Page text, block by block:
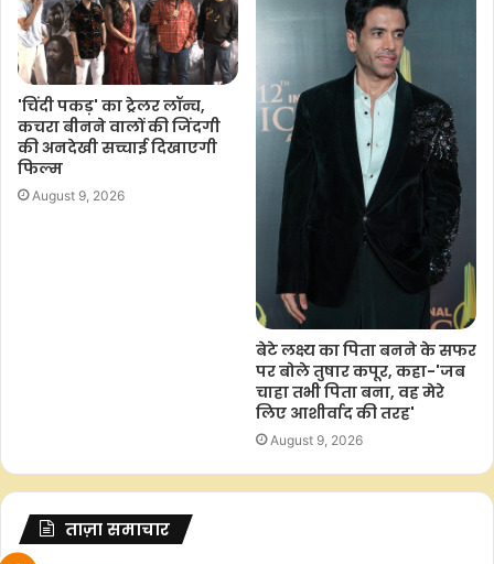
'चिंदी पकड़' का ट्रेलर लॉन्च,
कचरा बीनने वालों की जिंदगी
की अनदेखी सच्चाई दिखाएगी
फिल्म
August 9, 2026
बेटे लक्ष्य का पिता बनने के सफर
पर बोले तुषार कपूर, कहा-'जब
चाहा तभी पिता बना, वह मेरे
लिए आशीर्वाद की तरह'
August 9, 2026
ताज़ा समाचार